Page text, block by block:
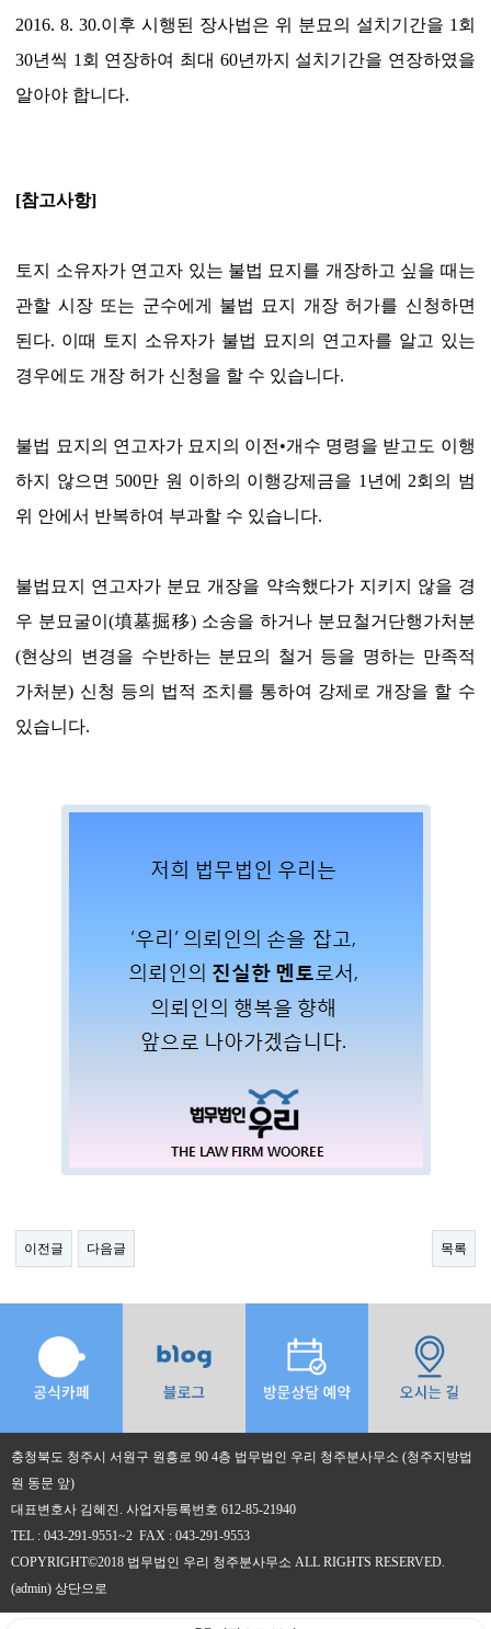
2016. 8. 30.이후 시행된 장사법은 위 분묘의 설치기간을 1회
30년씩 1회 연장하여 최대 60년까지 설치기간을 연장하였을
알아야 합니다.
[참고사항]
토지 소유자가 연고자 있는 불법 묘지를 개장하고 싶을 때는
관할 시장 또는 군수에게 불법 묘지 개장 허가를 신청하면
된다. 이때 토지 소유자가 불법 묘지의 연고자를 알고 있는
경우에도 개장 허가 신청을 할 수 있습니다.
불법 묘지의 연고자가 묘지의 이전•개수 명령을 받고도 이행
하지 않으면 500만 원 이하의 이행강제금을 1년에 2회의 범
위 안에서 반복하여 부과할 수 있습니다.
불법묘지 연고자가 분묘 개장을 약속했다가 지키지 않을 경
우 분묘굴이(墳墓掘移) 소송을 하거나 분묘철거단행가처분
(현상의 변경을 수반하는 분묘의 철거 등을 명하는 만족적
가처분) 신청 등의 법적 조치를 통하여 강제로 개장을 할 수
있습니다.
이전글 다음글 목록
충청북도 청주시 서원구 원흥로 90 4층 법무법인 우리 청주분사무소 (청주지방법
원 동문 앞)
대표변호사 김혜진. 사업자등록번호 612-85-21940
TEL : 043-291-9551~2 FAX : 043-291-9553
COPYRIGHT©2018 법무법인 우리 청주분사무소 ALL RIGHTS RESERVED.
(admin) 상단으로